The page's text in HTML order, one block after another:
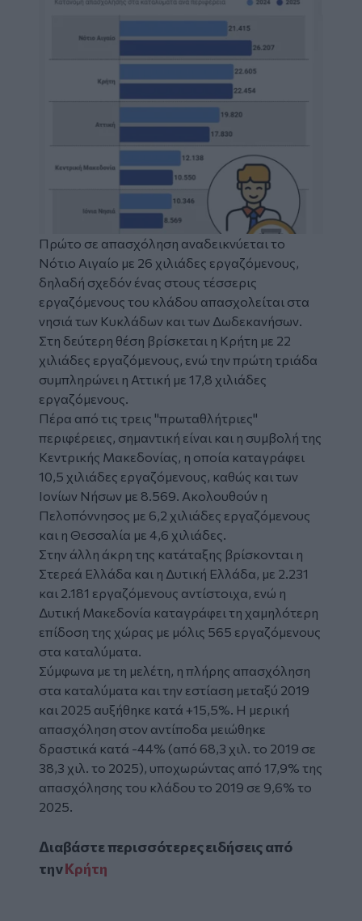
Πρώτο σε απασχόληση αναδεικνύεται το
Νότιο Αιγαίο με 26 χιλιάδες εργαζόμενους,
δηλαδή σχεδόν ένας στους τέσσερις
εργαζόμενους του κλάδου απασχολείται στα
νησιά των Κυκλάδων και των Δωδεκανήσων.
Στη δεύτερη θέση βρίσκεται η Κρήτη με 22
χιλιάδες εργαζόμενους, ενώ την πρώτη τριάδα
συμπληρώνει η Αττική με 17,8 χιλιάδες
εργαζόμενους.
Πέρα από τις τρεις "πρωταθλήτριες"
περιφέρειες, σημαντική είναι και η συμβολή της
Κεντρικής Μακεδονίας, η οποία καταγράφει
10,5 χιλιάδες εργαζόμενους, καθώς και των
Ιονίων Νήσων με 8.569. Ακολουθούν η
Πελοπόννησος με 6,2 χιλιάδες εργαζόμενους
και η Θεσσαλία με 4,6 χιλιάδες.
Στην άλλη άκρη της κατάταξης βρίσκονται η
Στερεά Ελλάδα και η Δυτική Ελλάδα, με 2.231
και 2.181 εργαζόμενους αντίστοιχα, ενώ η
Δυτική Μακεδονία καταγράφει τη χαμηλότερη
επίδοση της χώρας με μόλις 565 εργαζόμενους
στα καταλύματα.
Σύμφωνα με τη μελέτη, η πλήρης απασχόληση
στα καταλύματα και την εστίαση μεταξύ 2019
και 2025 αυξήθηκε κατά +15,5%. Η μερική
απασχόληση στον αντίποδα μειώθηκε
δραστικά κατά -44% (από 68,3 χιλ. το 2019 σε
38,3 χιλ. το 2025), υποχωρώντας από 17,9% της
απασχόλησης του κλάδου το 2019 σε 9,6% το
2025.
Διαβάστε περισσότερες ειδήσεις από
τηνΚρήτη